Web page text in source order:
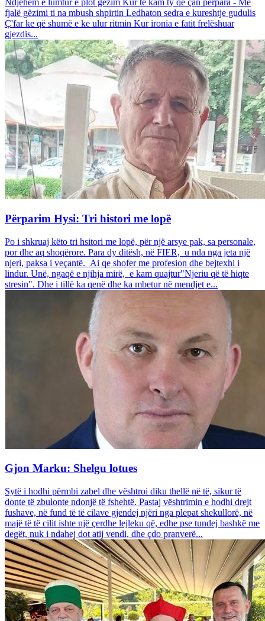
Ndjehem e lumtur e plot gëzim Kur të kam ty që çan përpara - Me
fjalë gëzimi ti na mbush shpirtin Ledhaton sedra e kureshtje gudulis
Ç'far ke që shumë e ke ulur ritmin Kur ironia e fatit frelëshuar
gjezdis...
Përparim Hysi: Tri histori me lopë
Po i shkruaj këto tri hsitori me lopë, për një arsye pak, sa personale,
por dhe aq shoqërore. Para dy ditësh, në FIER, u nda nga jeta një
njeri, paksa i veçantë. Ai qe shofer me profesion dhe bejtexhi i
lindur. Unë, ngaqë e njihja mirë, e kam quajtur"Njeriu që të hiqte
stresin". Dhe i tillë ka qenë dhe ka mbetur në mendjet e...
Gjon Marku: Shelgu lotues
Sytë i hodhi përmbi zabel dhe vështroi diku thellë në të, sikur të
donte të zbulonte ndonjë të fshehtë. Pastaj vështrimin e hodhi drejt
fushave, në fund të të cilave gjendej njëri nga plepat shekullorë, në
majë të të cilit ishte një çerdhe lejleku që, edhe pse tundej bashkë me
degët, nuk i ndahej dot atij vendi, dhe çdo pranverë...